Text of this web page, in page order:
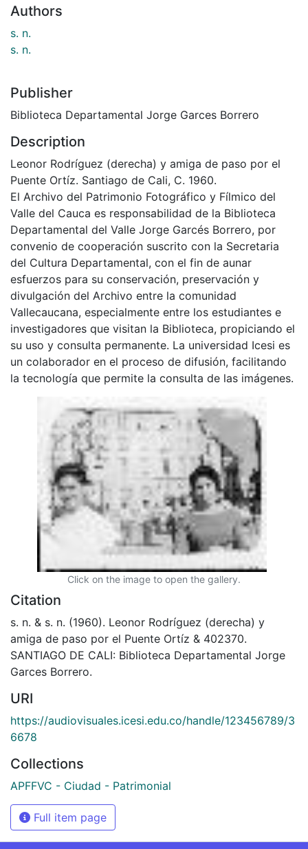
Authors
s. n.
s. n.
Publisher
Biblioteca Departamental Jorge Garces Borrero
Description
Leonor Rodríguez (derecha) y amiga de paso por el
Puente Ortíz. Santiago de Cali, C. 1960.
El Archivo del Patrimonio Fotográfico y Fílmico del
Valle del Cauca es responsabilidad de la Biblioteca
Departamental del Valle Jorge Garcés Borrero, por
convenio de cooperación suscrito con la Secretaria
del Cultura Departamental, con el fin de aunar
esfuerzos para su conservación, preservación y
divulgación del Archivo entre la comunidad
Vallecaucana, especialmente entre los estudiantes e
investigadores que visitan la Biblioteca, propiciando el
su uso y consulta permanente. La universidad Icesi es
un colaborador en el proceso de difusión, facilitando
la tecnología que permite la consulta de las imágenes.
Click on the image to open the gallery.
Citation
s. n. & s. n. (1960). Leonor Rodríguez (derecha) y
amiga de paso por el Puente Ortíz & 402370.
SANTIAGO DE CALI: Biblioteca Departamental Jorge
Garces Borrero.
URI
https://audiovisuales.icesi.edu.co/handle/123456789/3
6678
Collections
APFFVC - Ciudad - Patrimonial
Full item page